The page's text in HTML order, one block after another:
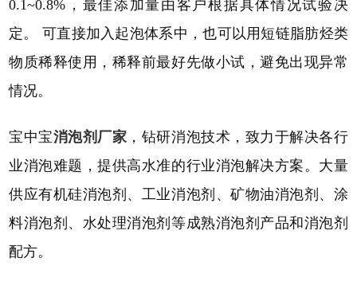
0.1~0.8%，最佳添加量由客户根据具体情况试验决
定。 可直接加入起泡体系中，也可以用短链脂肪烃类
物质稀释使用，稀释前最好先做小试，避免出现异常
情况。
宝中宝消泡剂厂家 ，钻研消泡技术，致力于解决各行
业消泡难题，提供高水准的行业消泡解决方案。大量
供应有机硅消泡剂、工业消泡剂、矿物油消泡剂、涂
料消泡剂、水处理消泡剂等成熟消泡剂产品和消泡剂
配方。